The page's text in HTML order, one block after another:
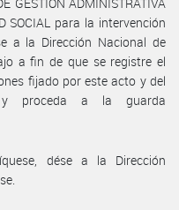
SOCIAL para la intervención
a la Dirección Nacional de
a fin de que se registre el
fijado por este acto y del
y proceda a la guarda
dése a la Dirección